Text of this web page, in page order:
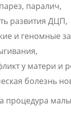
паралич,
развития ДЦП,
и геномные
у матери и
болезнь
процедура